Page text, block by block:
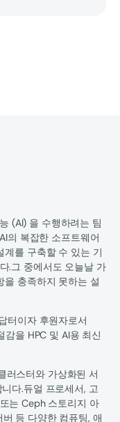
(AI) 을 수행하려는 팀
의 복잡한 소프트웨어
계를 구축할 수 있는 기
.그 중에서도 오늘날 가
을 충족하지 못하는 설
터이자 후원자로서
을 HPC 및 AI용 최신
러스터와 가상화된 서
다.듀얼 프로세서, 고
는 Ceph 스토리지 아
등 다양한 컴퓨팅, 애